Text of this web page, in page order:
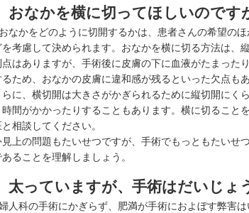
おなかを横に切ってほしいので
なかをどのように切開するかは、患者さんの希望の
を考慮して決められます。おなかを横に切る方法は、
点はありますが、手術後に皮膚の下に血液がたまった
るため、おなかの皮膚に違和感が残るといった欠点もあ
に、横切開は大きさがかぎられるために縦切開にく
時間がかかったりすることもあります。横に切ること
相談してください。
上の問題もたいせつですが、手術でもっともたいせ
あることを理解しましょう。
太っていますが、手術はだいじょ
人科の手術にかぎらず、肥満が手術におよぼす弊害